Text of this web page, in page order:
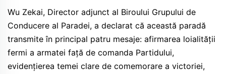
Wu Zekai, Director adjunct al Biroului Grupului de
Conducere al Paradei, a declarat că această paradă
transmite în principal patru mesaje: afirmarea loialității
fermi a armatei față de comanda Partidului,
evidențierea temei clare de comemorare a victoriei,